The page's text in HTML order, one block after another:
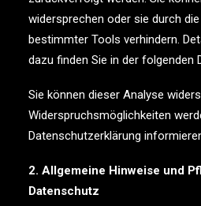
widersprechen oder sie durch
bestimmter Tools verhindern.
dazu finden Sie in der folgenden
Sie können dieser Analyse
Widerspruchsmöglichkeiten
Datenschutzerklärung
2. Allgemeine Hinweise und
Datenschutz